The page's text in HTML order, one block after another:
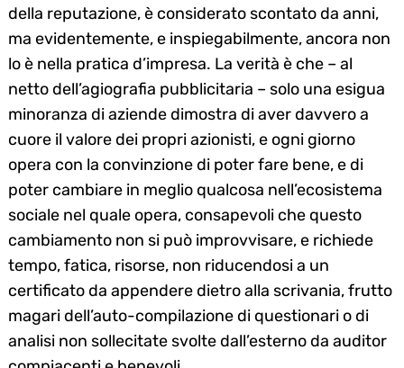
della reputazione, è considerato scontato da anni,
ma evidentemente, e inspiegabilmente, ancora non
lo è nella pratica d’impresa. La verità è che – al
netto dell’agiografia pubblicitaria – solo una esigua
minoranza di aziende dimostra di aver davvero a
cuore il valore dei propri azionisti, e ogni giorno
opera con la convinzione di poter fare bene, e di
poter cambiare in meglio qualcosa nell’ecosistema
sociale nel quale opera, consapevoli che questo
cambiamento non si può improvvisare, e richiede
tempo, fatica, risorse, non riducendosi a un
certificato da appendere dietro alla scrivania, frutto
magari dell’auto-compilazione di questionari o di
analisi non sollecitate svolte dall’esterno da auditor